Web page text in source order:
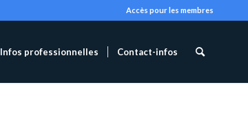
Accès pour les membres
Infos professionnelles Contact-infos